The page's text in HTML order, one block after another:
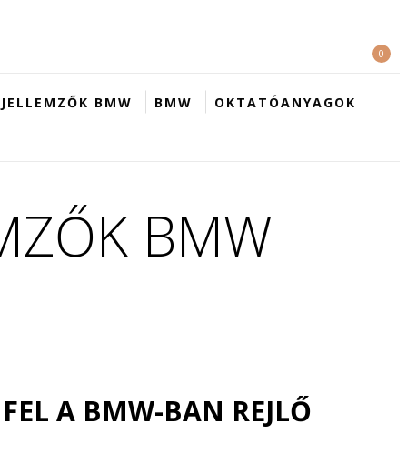
0
BMW BMW
OKTATÓANYAGOK
BMW
A BMW-BAN REJLŐ